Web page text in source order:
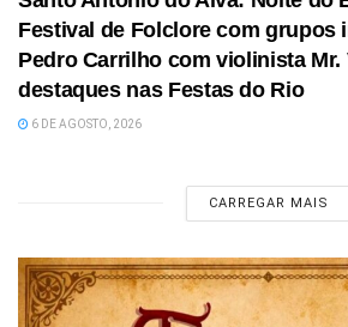
Festival de Folclore com grupos
Pedro Carrilho com violinista Mr.
destaques nas Festas do Rio
6 DE AGOSTO, 2026
CARREGAR MAIS